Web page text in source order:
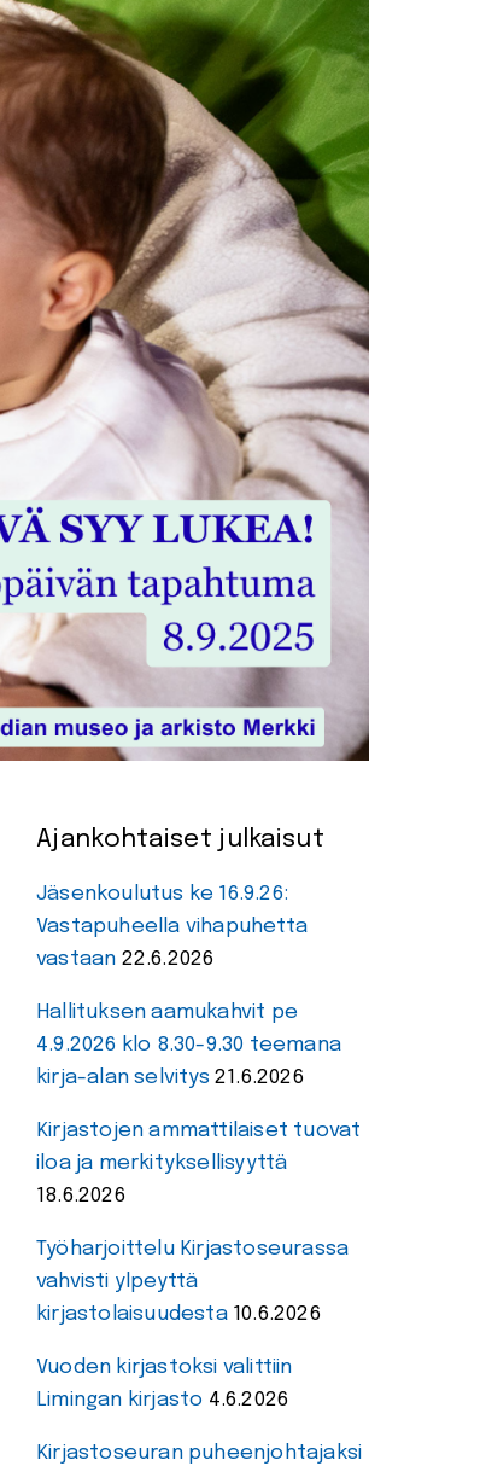
Ajankohtaiset julkaisut
Jäsenkoulutus ke 16.9.26:
Vastapuheella vihapuhetta
vastaan 22.6.2026
Hallituksen aamukahvit pe
4.9.2026 klo 8.30-9.30 teemana
kirja-alan selvitys 21.6.2026
Kirjastojen ammattilaiset tuovat
iloa ja merkityksellisyyttä
18.6.2026
Työharjoittelu Kirjastoseurassa
vahvisti ylpeyttä
kirjastolaisuudesta 10.6.2026
Vuoden kirjastoksi valittiin
Limingan kirjasto 4.6.2026
Kirjastoseuran puheenjohtajaksi